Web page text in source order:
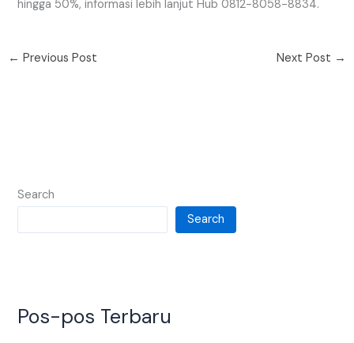
hingga 50%, informasi lebih lanjut Hub 0812-8058-8834.
← Previous Post Next Post →
Search
Search
Pos-pos Terbaru